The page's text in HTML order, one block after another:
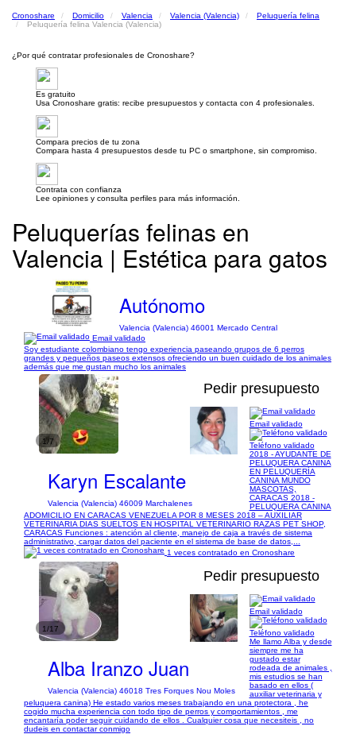
Cronoshare Domicilio Valencia Valencia (Valencia)
Peluquería felina
Peluquería felina Valencia (Valencia)
¿Por qué contratar profesionales de Cronoshare?
Es gratuito
Usa Cronoshare gratis: recibe presupuestos y contacta con 4 profesionales.
Compara precios de tu zona
Compara hasta 4 presupuestos desde tu PC o smartphone, sin compromiso.
Contrata con confianza
Lee opiniones y consulta perfiles para más información.
Peluquerías felinas en
Valencia | Estética para gatos
Autónomo
Valencia (Valencia) 46001 Mercado Central
Email validado
Soy estudiante colombiano tengo experiencia paseando grupos de 6 perros
grandes y pequeños paseos extensos ofreciendo un buen cuidado de los animales
además que me gustan mucho los animales
1/7
Pedir presupuesto
Karyn Escalante
Valencia (Valencia) 46009 Marchalenes
Email validado
Teléfono validado
2018 - AYUDANTE DE
PELUQUERA CANINA
EN PELUQUERÍA
CANINA MUNDO
MASCOTAS,
CARACAS 2018 -
PELUQUERA CANINA
ADOMICILIO EN CARACAS VENEZUELA POR 8 MESES 2018 – AUXILIAR
VETERINARIA DIAS SUELTOS EN HOSPITAL VETERINARIO RAZAS PET SHOP,
CARACAS Funciones : atención al cliente, manejo de caja a través de sistema
administrativo, cargar datos del paciente en el sistema de base de datos,...
1 veces contratado en Cronoshare
1/17
Pedir presupuesto
Alba Iranzo Juan
Valencia (Valencia) 46018 Tres Forques Nou Moles
Email validado
Teléfono validado
Me llamo Alba y desde
siempre me ha
gustado estar
rodeada de animales ,
mis estudios se han
basado en ellos (
auxiliar veterinaria y
peluquera canina) He estado varios meses trabajando en una protectora , he
cogido mucha experiencia con todo tipo de perros y comportamientos , me
encantaría poder seguir cuidando de ellos . Cualquier cosa que necesiteis , no
dudeis en contactar conmigo